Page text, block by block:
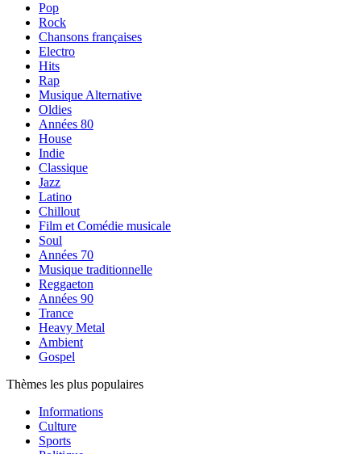
Pop
Rock
Chansons françaises
Electro
Hits
Rap
Musique Alternative
Oldies
Années 80
House
Indie
Classique
Jazz
Latino
Chillout
Film et Comédie musicale
Soul
Années 70
Musique traditionnelle
Reggaeton
Années 90
Trance
Heavy Metal
Ambient
Gospel
Thèmes les plus populaires
Informations
Culture
Sports